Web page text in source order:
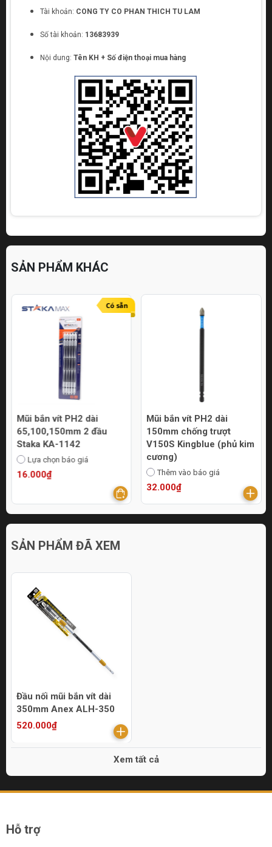
Tài khoản: CONG TY CO PHAN THICH TU LAM
Số tài khoản: 13683939
Nội dung: Tên KH + Số điện thoại mua hàng
SẢN PHẨM KHÁC
Có sẵn
Mũi bắn vít PH2 dài
65,100,150mm 2 đầu
Staka KA-1142
Lựa chọn báo giá
16.000₫
Mũi bắn vít PH2 dài
150mm chống trượt
V150S Kingblue (phủ kim
cương)
Thêm vào báo giá
32.000₫
SẢN PHẨM ĐÃ XEM
Đầu nối mũi bắn vít dài
350mm Anex ALH-350
520.000₫
Xem tất cả
Hỗ trợ